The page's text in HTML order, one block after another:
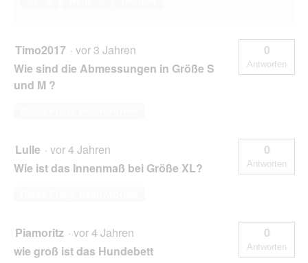
Timo2017 · vor 3 Jahren
Wie sind die Abmessungen in Größe S
und M ?
0
Antworten
Lulle · vor 4 Jahren
Wie ist das Innenmaß bei Größe XL?
0
Antworten
Piamoritz · vor 4 Jahren
wie groß ist das Hundebett
0
Antworten